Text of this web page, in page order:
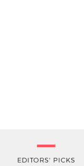
EDITORS' PICKS